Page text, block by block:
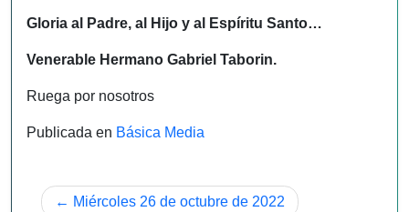
Gloria al Padre, al Hijo y al Espíritu Santo…
Venerable Hermano Gabriel Taborin.
Ruega por nosotros
Publicada en Básica Media
Navegación
Miércoles 26 de octubre de 2022